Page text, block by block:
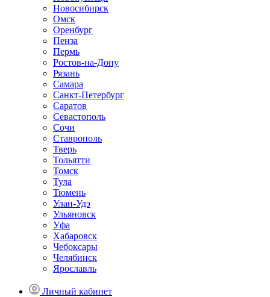
Новосибирск
Омск
Оренбург
Пенза
Пермь
Ростов-на-Дону
Рязань
Самара
Санкт-Петербург
Саратов
Севастополь
Сочи
Ставрополь
Тверь
Тольятти
Томск
Тула
Тюмень
Улан-Удэ
Ульяновск
Уфа
Хабаровск
Чебоксары
Челябинск
Ярославль
Личный кабинет